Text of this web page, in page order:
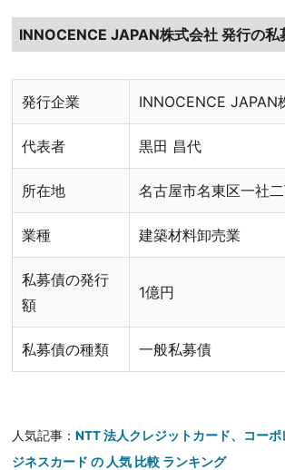
INNOCENCE JAPAN株式会社 発行の私
発行企業 INNOCENCE JAPAN
代表者 黒田 昌代
所在地 名古屋市名東区一社
業種 建築材料卸売業
私募債の発行
額
1億円
私募債の種類 一般私募債
人気記事：NTT 法人クレジットカード、コー
ジネスカード の 人気 比較 ランキング